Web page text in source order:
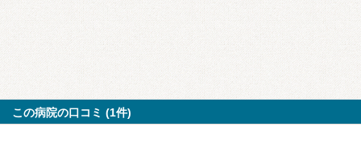
この病院の口コミ (1件)